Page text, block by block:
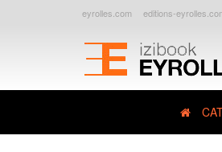
eyrolles.com editions-